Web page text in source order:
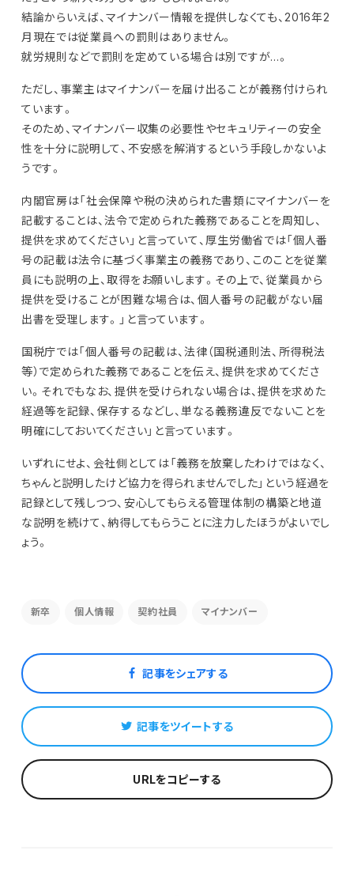
結論からいえば、マイナンバー情報を提供しなくても、2016年2
月現在では従業員への罰則はありません。
就労規則などで罰則を定めている場合は別ですが…。
ただし、事業主はマイナンバーを届け出ることが義務付けられ
ています。
そのため、マイナンバー収集の必要性やセキュリティーの安全
性を十分に説明して、不安感を解消するという手段しかないよ
うです。
内閣官房は「社会保障や税の決められた書類にマイナンバーを
記載することは、法令で定められた義務であることを周知し、
提供を求めてください」と言っていて、厚生労働省では「個人番
号の記載は法令に基づく事業主の義務であり、このことを従業
員にも説明の上、取得をお願いします。その上で、従業員から
提供を受けることが困難な場合は、個人番号の記載がない届
出書を受理します。」と言っています。
国税庁では「個人番号の記載は、法律（国税通則法、所得税法
等）で定められた義務であることを伝え、提供を求めてくださ
い。それでもなお、提供を受けられない場合は、提供を求めた
経過等を記録、保存するなどし、単なる義務違反でないことを
明確にしておいてください」と言っています。
いずれにせよ、会社側としては「義務を放棄したわけではなく、
ちゃんと説明したけど協力を得られませんでした」という経過を
記録として残しつつ、安心してもらえる管理体制の構築と地道
な説明を続けて、納得してもらうことに注力したほうがよいでし
ょう。
新卒 個人情報 契約社員 マイナンバー
記事をシェアする
記事をツイートする
URLをコピーする